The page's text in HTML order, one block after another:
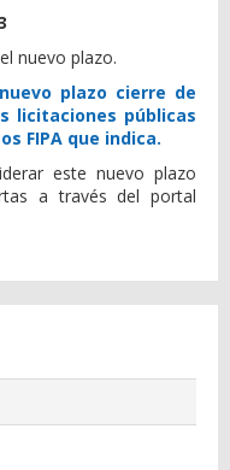
nuevo plazo.
nuevo plazo cierre de
licitaciones públicas
FIPA que indica.
este nuevo plazo
a través del portal